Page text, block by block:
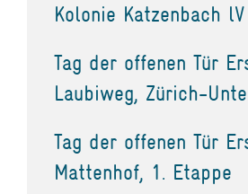
Kolonie Katzenbach lV
Tag der offenen Tür
Laubiweg, Zürich-
Tag der offenen Tür
Mattenhof, 1. Etappe